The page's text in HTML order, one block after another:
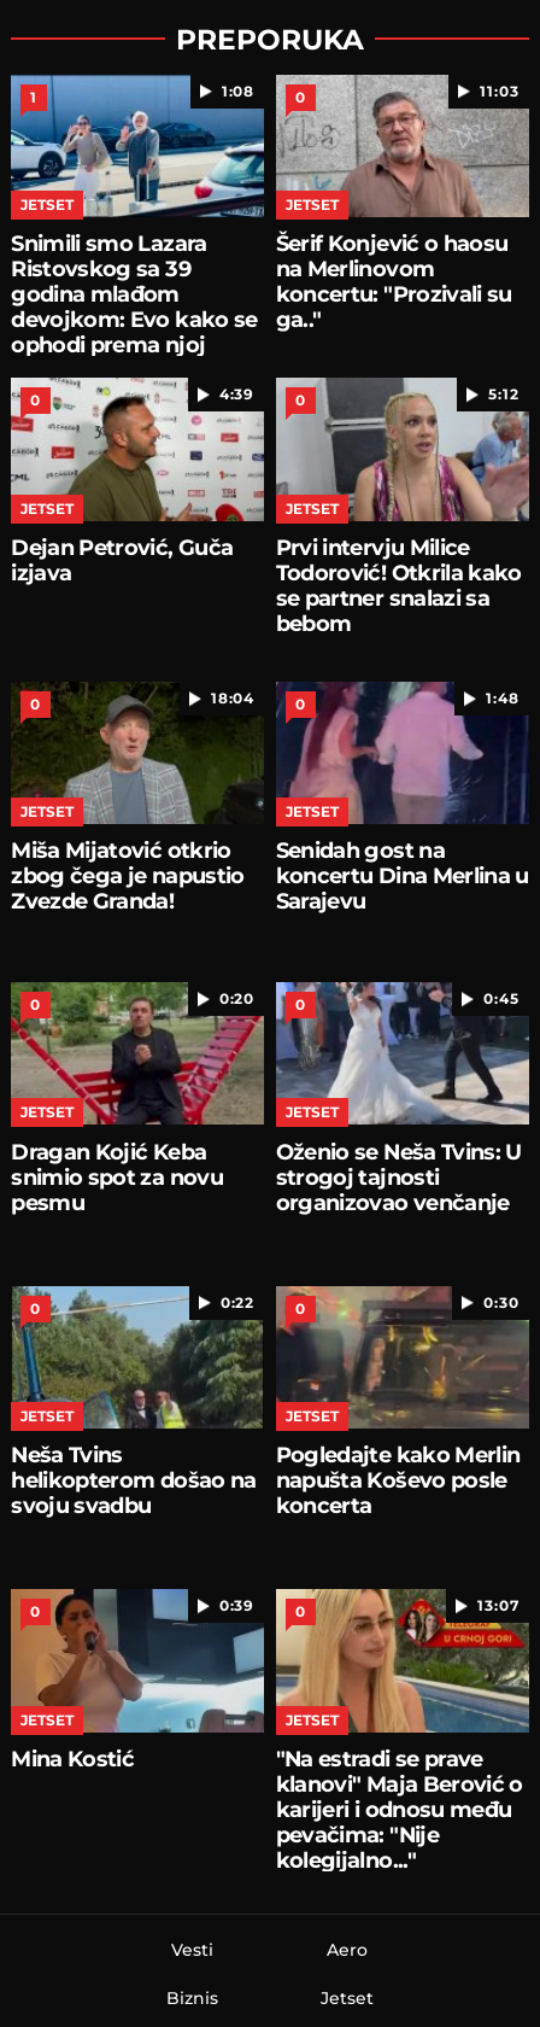
PREPORUKA
1:08
1
JETSET
Snimili smo Lazara
Ristovskog sa 39
godina mlađom
devojkom: Evo kako se
ophodi prema njoj
11:03
0
JETSET
Šerif Konjević o haosu
na Merlinovom
koncertu: "Prozivali su
ga.."
4:39
0
JETSET
Dejan Petrović, Guča
izjava
5:12
0
JETSET
Prvi intervju Milice
Todorović! Otkrila kako
se partner snalazi sa
bebom
18:04
0
JETSET
Miša Mijatović otkrio
zbog čega je napustio
Zvezde Granda!
1:48
0
JETSET
Senidah gost na
koncertu Dina Merlina u
Sarajevu
0:20
0
JETSET
Dragan Kojić Keba
snimio spot za novu
pesmu
0:45
0
JETSET
Oženio se Neša Tvins: U
strogoj tajnosti
organizovao venčanje
0:22
0
JETSET
Neša Tvins
helikopterom došao na
svoju svadbu
0:30
0
JETSET
Pogledajte kako Merlin
napušta Koševo posle
koncerta
0:39
0
JETSET
Mina Kostić
13:07
0
JETSET
"Na estradi se prave
klanovi" Maja Berović o
karijeri i odnosu među
pevačima: "Nije
kolegijalno..."
Vesti
Biznis
Aero
Jetset